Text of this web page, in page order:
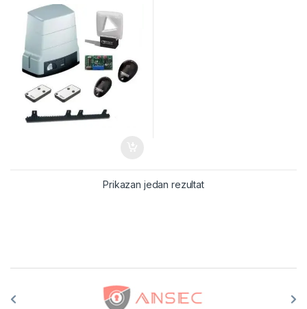
Prikazan jedan rezultat
Brands Carousel